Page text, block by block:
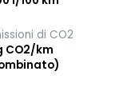
di CO2
CO2/km